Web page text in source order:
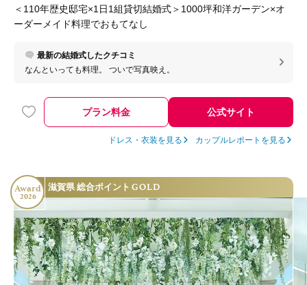
＜110年歴史邸宅×1日1組貸切結婚式＞1000坪和洋ガーデン×オ
ーダーメイド料理でおもてなし
最新の結婚式したクチコミ
なんといっても料理。 ついで写真映え。
プラン料金 公式サイト
ドレス・衣装を見る カップルレポートを見る
Award
2026
滋賀県 総合ポイント GOLD